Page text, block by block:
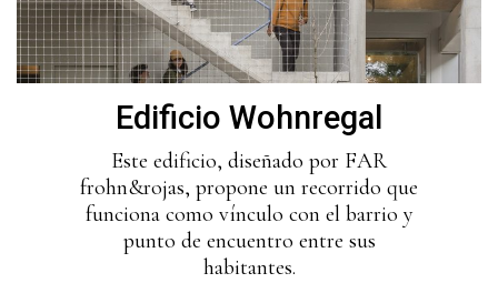
Edificio Wohnregal
Este edificio, diseñado por FAR
frohn&rojas, propone un recorrido que
funciona como vínculo con el barrio y
punto de encuentro entre sus
habitantes.